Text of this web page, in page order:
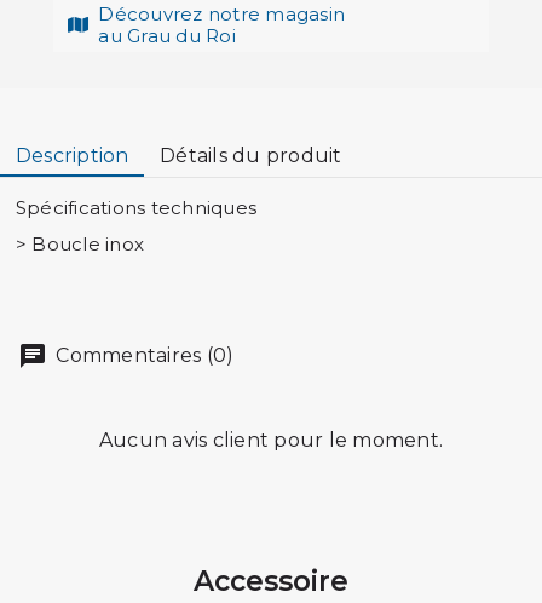
Découvrez notre magasin
au Grau du Roi
Description Détails du produit
Spécifications techniques
> Boucle inox
Commentaires (0)
Aucun avis client pour le moment.
Accessoire